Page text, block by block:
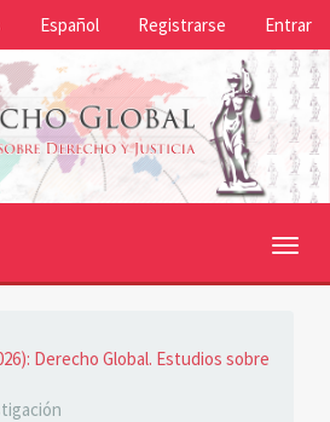
Español Registrarse Entrar
Derecho Global. Estudios sobre